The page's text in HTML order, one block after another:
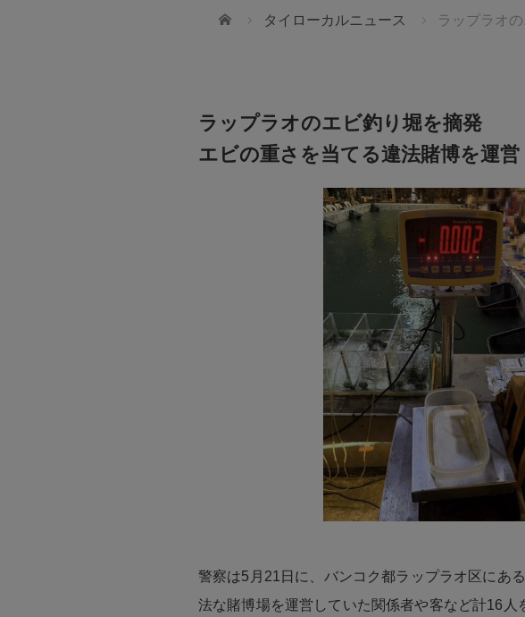
ホーム タイローカルニュース ラップラオ
ラップラオのエビ釣り堀を摘発
エビの重さを当てる違法賭博を運営
警察は5月21日に、バンコク都ラップラオ区にあ
法な賭博場を運営していた関係者や客など計16人
ハイクオリティーな精密プレス加工（池田製作所）
精密切削加工のプロフェッショナル（タイ池田柿沼）
JTBタ
幻想的
無数のラ
「コムロ
では、12
ご用意し
送迎付き
28,900バ